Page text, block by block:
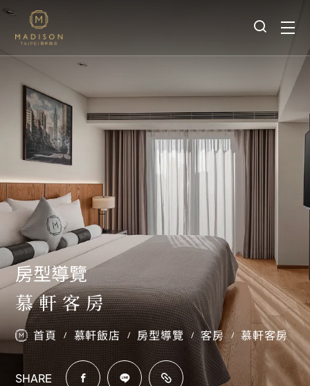
房型導覽
慕軒客房
首頁 / 慕軒飯店 / 房型導覽 / 客房 / 慕軒客房
SHARE